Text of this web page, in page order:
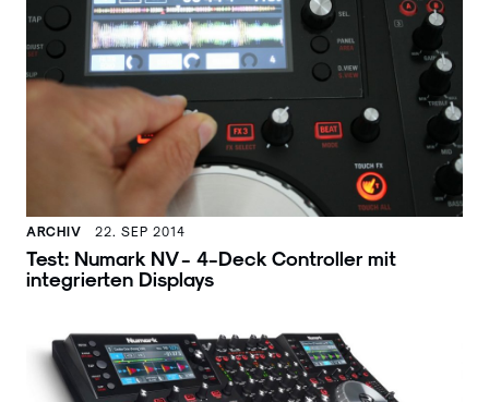
ARCHIV 22. SEP 2014
Test: Numark NV - 4-Deck Controller mit
integrierten Displays